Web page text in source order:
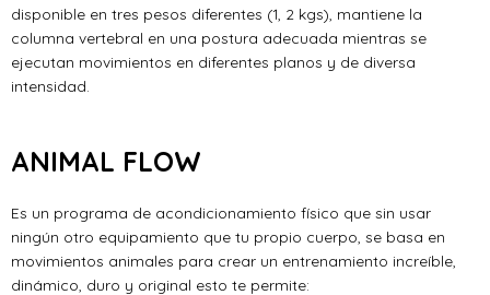
disponible en tres pesos diferentes (1, 2 kgs), mantiene la
columna vertebral en una postura adecuada mientras se
ejecutan movimientos en diferentes planos y de diversa
intensidad.
ANIMAL FLOW
Es un programa de acondicionamiento físico que sin usar
ningún otro equipamiento que tu propio cuerpo, se basa en
movimientos animales para crear un entrenamiento increíble,
dinámico, duro y original esto te permite: